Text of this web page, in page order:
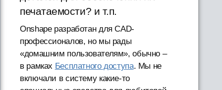
печатаемости? и т.п.
Onshape разработан для CAD-
профессионалов, но мы рады
«домашним пользователям», обычно –
в рамках Бесплатного доступа. Мы не
включали в систему какие-то